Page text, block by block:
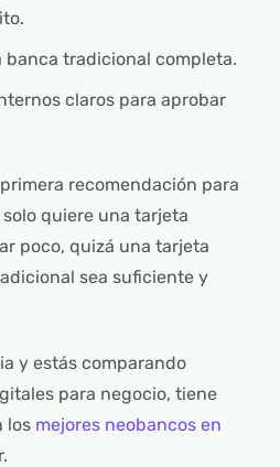
banca tradicional completa.
claros para aprobar
recomendación para
quiere una tarjeta
poco, quizá una tarjeta
sea suficiente y
y estás comparando
para negocio, tiene
los mejores neobancos en